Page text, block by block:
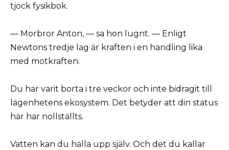
tjock fysikbok.
— Morbror Anton, — sa hon lugnt. — Enligt
Newtons tredje lag är kraften i en handling lika
med motkraften.
Du har varit borta i tre veckor och inte bidragit till
lägenhetens ekosystem. Det betyder att din status
här har nollställts.
Vatten kan du hälla upp själv. Och det du kallar